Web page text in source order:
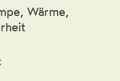
Wärme,